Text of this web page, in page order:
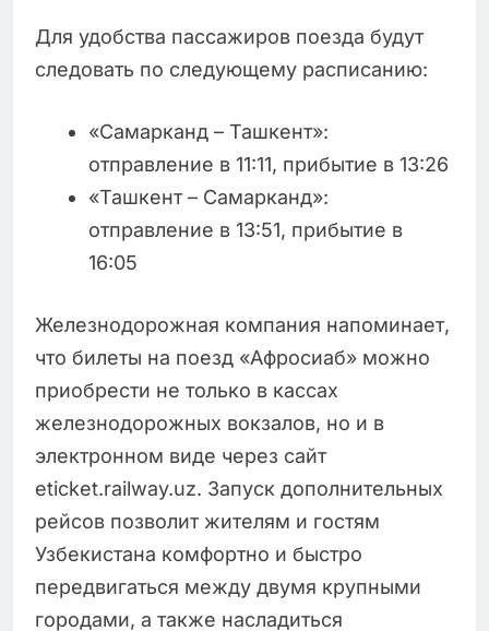
Для удобства пассажиров поезда будут
следовать по следующему расписанию:
«Самарканд – Ташкент»:
отправление в 11:11, прибытие в 13:26
«Ташкент – Самарканд»:
отправление в 13:51, прибытие в
16:05
Железнодорожная компания напоминает,
что билеты на поезд «Афросиаб» можно
приобрести не только в кассах
железнодорожных вокзалов, но и в
электронном виде через сайт
eticket.railway.uz. Запуск дополнительных
рейсов позволит жителям и гостям
Узбекистана комфортно и быстро
передвигаться между двумя крупными
городами, а также насладиться